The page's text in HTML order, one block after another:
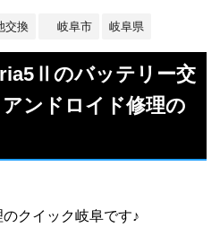
交換 岐阜市 岐阜県
のバッテリー交
ンドロイド修理の
クイック岐阜です♪